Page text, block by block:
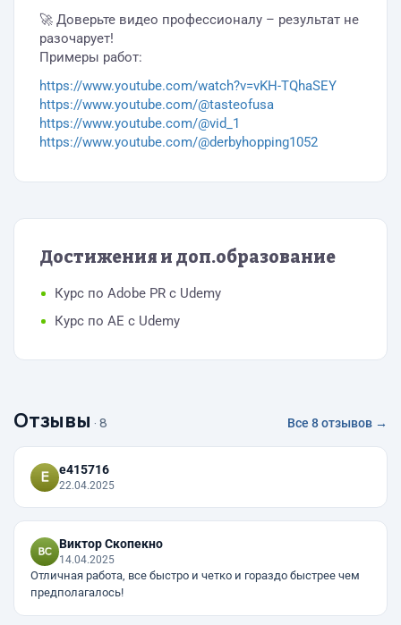
🚀 Доверьте видео профессионалу – результат не
разочарует!
Примеры работ:
https://www.youtube.com/watch?v=vKH-TQhaSEY
https://www.youtube.com/@tasteofusa
https://www.youtube.com/@vid_1
https://www.youtube.com/@derbyhopping1052
Достижения и доп.образование
Курс по Adobe PR с Udemy
Курс по АЕ с Udemy
Отзывы · 8 Все 8 отзывов →
e415716
22.04.2025
Виктор Скопекно
14.04.2025
Отличная работа, все быстро и четко и гораздо быстрее чем
предполагалось!